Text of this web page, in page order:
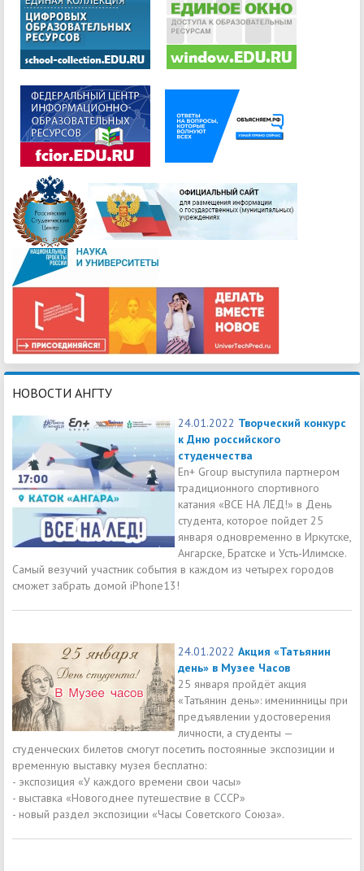
НОВОСТИ АНГТУ
24.01.2022 Творческий конкурс
к Дню российского
студенчества
En+ Group выступила партнером
традиционного спортивного
катания «ВСЕ НА ЛЁД!» в День
студента, которое пойдет 25
января одновременно в Иркутске,
Ангарске, Братске и Усть-Илимске.
Самый везучий участник события в каждом из четырех городов
сможет забрать домой iPhone13!
24.01.2022 Акция «Татьянин
день» в Музее Часов
25 января пройдёт акция
«Татьянин день»: именинницы при
предъявлении удостоверения
личности, а студенты —
студенческих билетов смогут посетить постоянные экспозиции и
временную выставку музея бесплатно:
- экспозиция «У каждого времени свои часы»
- выставка «Новогоднее путешествие в СССР»
- новый раздел экспозиции «Часы Советского Союза».